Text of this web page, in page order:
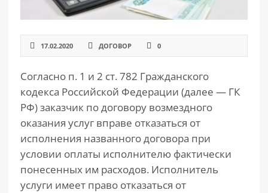
17.02.2020 ДОГОВОР 0
Согласно п. 1 и 2 ст. 782 Гражданского
кодекса Российской Федерации (далее — ГК
РФ) заказчик по договору возмездного
оказания услуг вправе отказаться от
исполнения названного договора при
условии оплаты исполнителю фактически
понесенных им расходов. Исполнитель
услуги имеет право отказаться от